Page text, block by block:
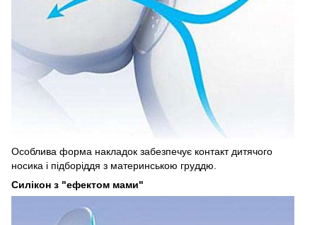
Особлива форма накладок забезпечує контакт дитячого
носика і підборіддя з материнською груддю.
Силікон з "ефектом мами"